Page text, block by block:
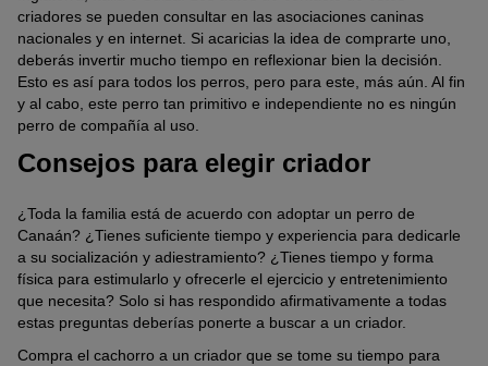
criadores se pueden consultar en las asociaciones caninas
nacionales y en internet. Si acaricias la idea de comprarte uno,
deberás invertir mucho tiempo en reflexionar bien la decisión.
Esto es así para todos los perros, pero para este, más aún. Al fin
y al cabo, este perro tan primitivo e independiente no es ningún
perro de compañía al uso.
Consejos para elegir criador
¿Toda la familia está de acuerdo con adoptar un perro de
Canaán? ¿Tienes suficiente tiempo y experiencia para dedicarle
a su socialización y adiestramiento? ¿Tienes tiempo y forma
física para estimularlo y ofrecerle el ejercicio y entretenimiento
que necesita? Solo si has respondido afirmativamente a todas
estas preguntas deberías ponerte a buscar a un criador.
Compra el cachorro a un criador que se tome su tiempo para